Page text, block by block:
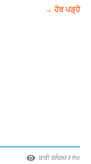
→ ਹੋਰ ਪੜ੍ਹੋ
ਬਾਕੀ ਬਲੌਗਜ਼ / ਲੇਖ